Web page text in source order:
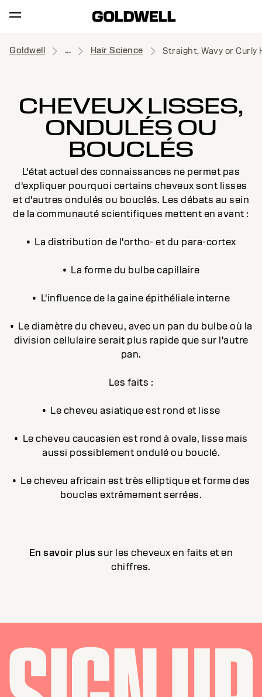
Goldwell ... Hair Science Straight, Wavy or Curly
CHEVEUX LISSES,
ONDULÉS OU
BOUCLÉS
L'état actuel des connaissances ne permet pas
d'expliquer pourquoi certains cheveux sont lisses
et d'autres ondulés ou bouclés. Les débats au sein
de la communauté scientifiques mettent en avant :
• La distribution de l'ortho- et du para-cortex
• La forme du bulbe capillaire
• L'influence de la gaine épithéliale interne
• Le diamètre du cheveu, avec un pan du bulbe où la
division cellulaire serait plus rapide que sur l'autre
pan.
Les faits :
• Le cheveu asiatique est rond et lisse
• Le cheveu caucasien est rond à ovale, lisse mais
aussi possiblement ondulé ou bouclé.
• Le cheveu africain est très elliptique et forme des
boucles extrêmement serrées.
En savoir plus sur les cheveux en faits et en
chiffres.